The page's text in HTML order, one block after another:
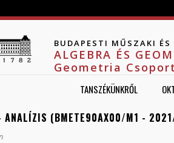
BUDAPESTI MŰSZAKI
ALGEBRA ÉS
Geometria
TANSZÉKÜNKRŐL
ANALÍZIS (BMETE90AX00/M1 -